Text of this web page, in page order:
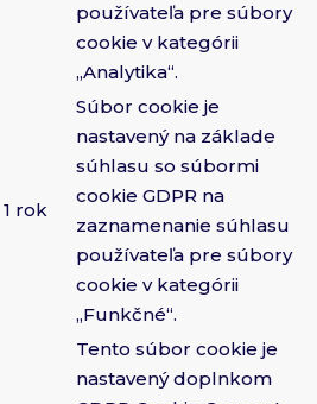
používateľa pre súbory
cookie v kategórii
„Analytika“.
1 rok
Súbor cookie je
nastavený na základe
súhlasu so súbormi
cookie GDPR na
zaznamenanie súhlasu
používateľa pre súbory
cookie v kategórii
„Funkčné“.
Tento súbor cookie je
nastavený doplnkom